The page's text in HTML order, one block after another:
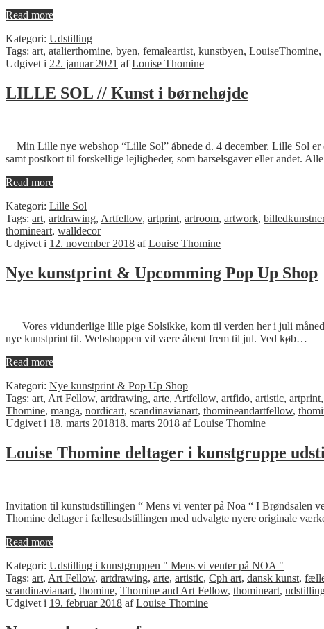
Read more
Kategori: Udstilling
Tags: art, atalierthomine, byen, femaleartist, kunstbyen, LouiseThomine,
Udgivet i 22. januar 2021 afLouise Thomine
LILLE SOL // Kunst i børnehøjde
Min Lille nye webshop “Lille Sol” åbnede d. 4 december. Lille Sol
samt postkort til forskellige lejligheder, som barselsgaver eller andet.
Read more
Kategori: Lille Sol
Tags: art, artdrawing, Artfellow, artprint, artroom, artwork, billedkunstner
thomineart, walldecor
Udgivet i 12. november 2018 afLouise Thomine
Nye kunstprint & Upcomming Pop Up Shop
Vores vidunderlige lille pige Solsikke, kom til verden her i juli
nye kunstprint til. Webshoppen vil være åbent frem til jul. Ved køb…
Read more
Kategori: Nye kunstprint & Pop Up Shop
Tags: art, Art Fellow, artdrawing, arte, Artfellow, artfido, artistic, artprint,
Thomine, manga, nordicart, scandinavianart, thomineandartfellow,
Udgivet i 18. marts 201818. marts 2018 afLouise Thomine
Louise Thomine deltager i kunstgruppe
Invitation til kunstudstillingen “ Mens vi venter på Noa “ I Brøndsalen
Thomine deltager i fællesudstillingen med udvalgte nyere originale
Read more
Kategori: Udstilling i kunstgruppen " Mens vi venter på NOA "
Tags: art, Art Fellow, artdrawing, arte, artistic, Cph art, dansk kunst,
scandinavianart, thomine, Thomine and Art Fellow, thomineart,
Udgivet i 19. februar 2018 afLouise Thomine